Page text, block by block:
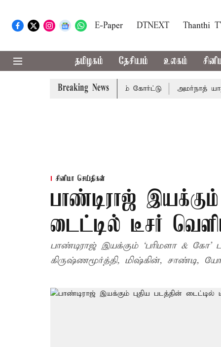
E-Paper DTNEXT Thanthi
தமிழகம் தேசியம் உலகம்
Breaking News
ம் தேதி விசாரணை - சுப்ரீம் கோர்ட்டு அமர்நாத்
சினிமா செய்திகள்
பாண்டிராஜ்
டைட்டில் டீசர்
பாண்டிராஜ் இயக்கும் ‘பரிமளா &